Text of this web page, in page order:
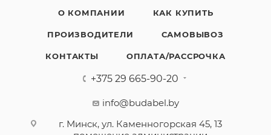
О КОМПАНИИ КАК КУПИТЬ
ПРОИЗВОДИТЕЛИ САМОВЫВОЗ
КОНТАКТЫ ОПЛАТА/РАССРОЧКА
+375 29 665-90-20
info@budabel.by
г. Минск, ул. Каменногорская 45, 13